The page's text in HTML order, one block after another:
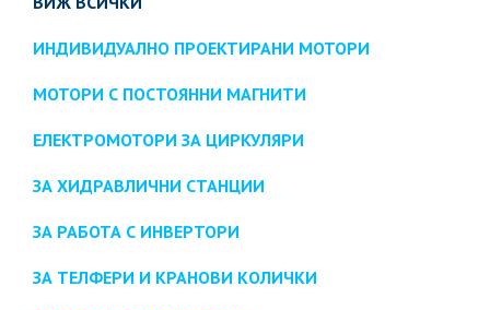
ИНДИВИДУАЛНО ПРОЕКТИРАНИ МОТОРИ
МОТОРИ С ПОСТОЯННИ МАГНИТИ
ЕЛЕКТРОМОТОРИ ЗА ЦИРКУЛЯРИ
ЗА ХИДРАВЛИЧНИ СТАНЦИИ
ЗА РАБОТА С ИНВЕРТОРИ
ЗА ТЕЛФЕРИ И КРАНОВИ КОЛИЧКИ